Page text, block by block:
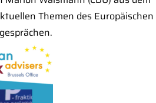
Themen des Europäischen